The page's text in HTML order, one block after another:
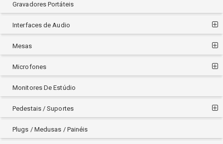
Gravadores Portáteis
Interfaces de Audio
Mesas
Microfones
Monitores De Estúdio
Pedestais / Suportes
Plugs / Medusas / Painéis